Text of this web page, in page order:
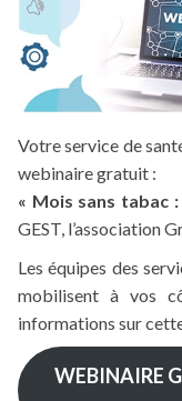
Votre service de
webinaire gratuit :
« Mois sans tabac
GEST, l’association
Les équipes des
mobilisent à vos
informations sur
WEBINAIRE